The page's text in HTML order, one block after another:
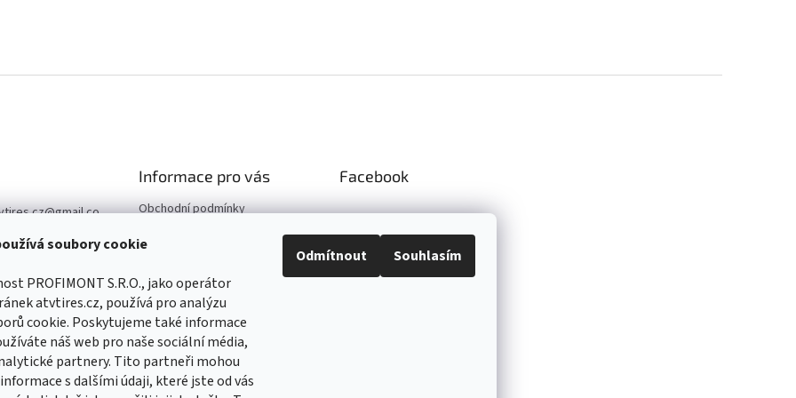
soubory cookie
PROFIMONT S.R.O., jako operátor
atvtires.cz, používá pro analýzu
cookie. Poskytujeme také informace
náš web pro naše sociální média,
partnery. Tito partneři mohou
s dalšími údaji, které jste od vás
Odmítnout Souhlasím
@gmail.co
364 647
109291744
109291744
Informace pro vás
Obchodní podmínky
Podmínky ochrany osobních
údajů
Reklamace
Facebook